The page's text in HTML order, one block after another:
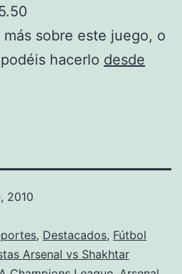
sobre este juego, o
hacerlo desde
2010
, Destacados, Fútbol
Arsenal vs Shakhtar